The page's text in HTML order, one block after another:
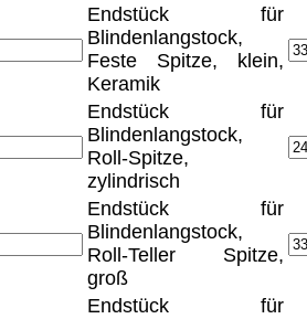
Endstück für
Blindenlangstock,
Feste Spitze, klein,
Keramik
Endstück für
Blindenlangstock,
Roll-Spitze,
zylindrisch
Endstück für
Blindenlangstock,
Roll-Teller Spitze,
groß
Endstück für